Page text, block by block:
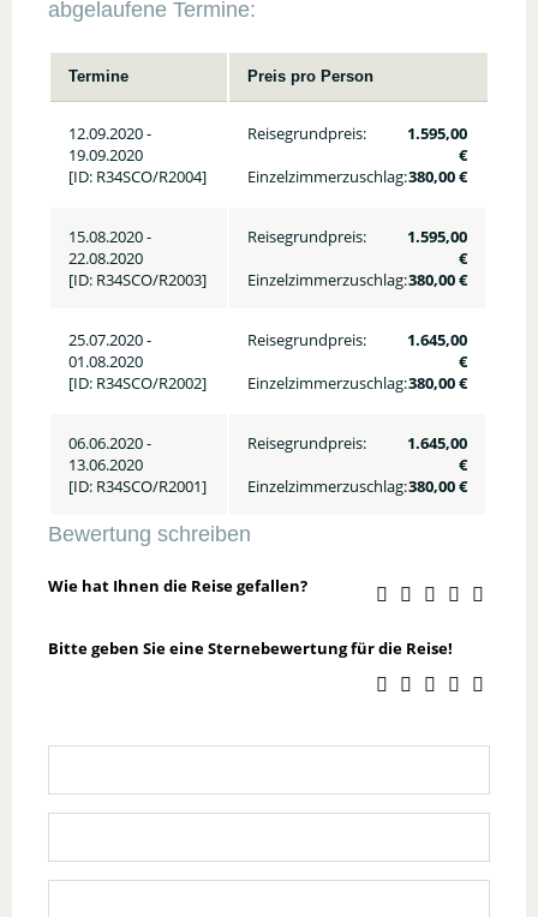
abgelaufene Termine:
Termine Preis pro Person
12.09.2020 -
19.09.2020
[ID: R34SCO/R2004]
Reisegrundpreis:
1.595,00
€
Einzelzimmerzuschlag:380,00 €
15.08.2020 -
22.08.2020
[ID: R34SCO/R2003]
Reisegrundpreis:
1.595,00
€
Einzelzimmerzuschlag:380,00 €
25.07.2020 -
01.08.2020
[ID: R34SCO/R2002]
Reisegrundpreis:
1.645,00
€
Einzelzimmerzuschlag:380,00 €
06.06.2020 -
13.06.2020
[ID: R34SCO/R2001]
Reisegrundpreis:
1.645,00
€
Einzelzimmerzuschlag:380,00 €
Bewertung schreiben
Wie hat Ihnen die Reise gefallen?
Bitte geben Sie eine Sternebewertung für die Reise!